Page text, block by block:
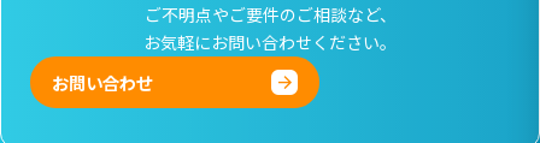
ご不明点やご要件のご相談など、
お気軽にお問い合わせください。
お問い合わせ